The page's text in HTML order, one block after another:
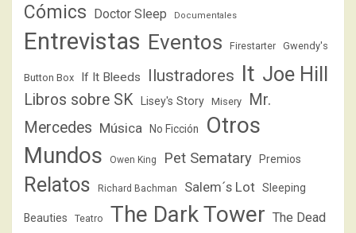
Cómics Doctor Sleep Documentales
Entrevistas Eventos Firestarter Gwendy's
Button Box If It Bleeds Ilustradores It Joe Hill
Libros sobre SK Lisey's Story Misery
Mr.
Mercedes Música No Ficción
Otros
Mundos
Owen King Pet Sematary Premios
Relatos Richard Bachman Salem´s Lot Sleeping
Beauties Teatro The Dark Tower The Dead